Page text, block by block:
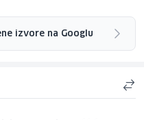
izvore na Googlu